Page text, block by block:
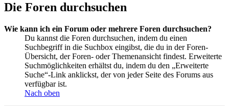
Die Foren durchsuchen
Wie kann ich ein Forum oder mehrere Foren durchsuchen?
Du kannst die Foren durchsuchen, indem du einen
Suchbegriff in die Suchbox eingibst, die du in der Foren-
Übersicht, der Foren- oder Themenansicht findest. Erweiterte
Suchmöglichkeiten erhältst du, indem du den „Erweiterte
Suche“-Link anklickst, der von jeder Seite des Forums aus
verfügbar ist.
Nach oben